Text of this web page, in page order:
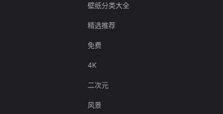
壁纸分类大全
精选推荐
免费
4K
二次元
风景